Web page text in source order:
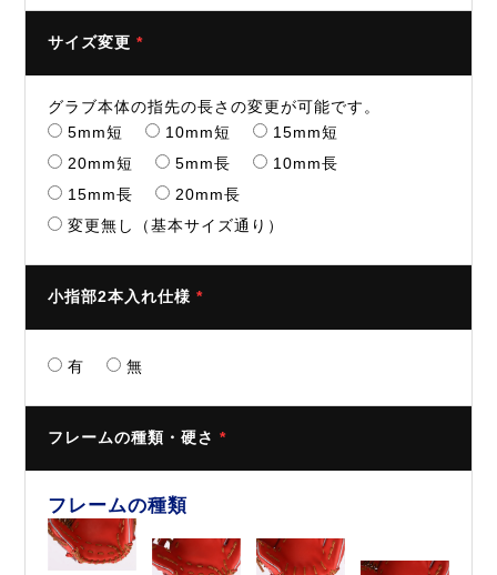
サイズ変更*
グラブ本体の指先の長さの変更が可能です。
5mm短
10mm短
15mm短
20mm短
5mm長
10mm長
15mm長
20mm長
変更無し（基本サイズ通り）
小指部2本入れ仕様*
有 無
フレームの種類・硬さ*
フレームの種類